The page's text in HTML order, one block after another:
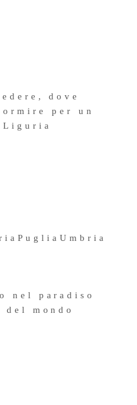
dove
per un
Liguria
Puglia Umbria
nel paradiso
mondo